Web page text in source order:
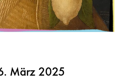
März 2025